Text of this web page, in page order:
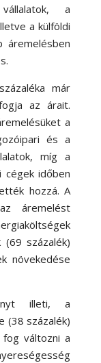
a
a külföldi
áremelésben
már
az árait.
a
és a
míg a
cégek időben
hozzá. A
áremelést
(69 százalék)
növekedése
illeti, a
(38 százalék)
változni a